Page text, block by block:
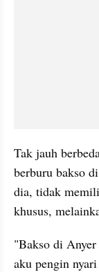
Tak jauh
berburu bakso
dia, tidak
khusus,
"Bakso di Anyer
aku pengin